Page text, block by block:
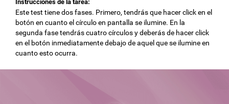
Instrucciones de la tarea:
Este test tiene dos fases. Primero, tendrás que hacer click en el
botón en cuanto el círculo en pantalla se ilumine. En la
segunda fase tendrás cuatro círculos y deberás de hacer click
en el botón inmediatamente debajo de aquel que se ilumine en
cuanto esto ocurra.